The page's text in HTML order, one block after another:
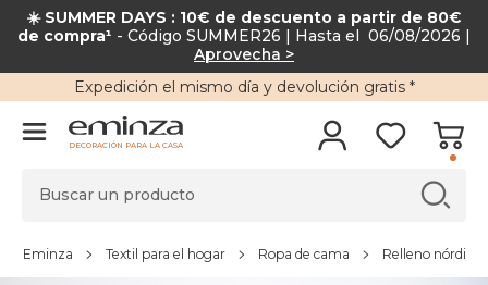
☀️ SUMMER DAYS : 10€ de descuento a partir de 80€
de compra¹ - Código SUMMER26 | Hasta el 06/08/2026 |
Aprovecha >
Expedición el mismo día y devolución gratis*
DECORACIÓN PARA LA CASA
Eminza Textil para el hogar Ropa de cama Relleno